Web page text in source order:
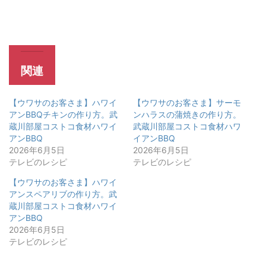
関連
【ウワサのお客さま】ハワイ
アンBBQチキンの作り方。武
蔵川部屋コストコ食材ハワイ
アンBBQ
2026年6月5日
テレビのレシピ
【ウワサのお客さま】サーモ
ンハラスの蒲焼きの作り方。
武蔵川部屋コストコ食材ハワ
イアンBBQ
2026年6月5日
テレビのレシピ
【ウワサのお客さま】ハワイ
アンスペアリブの作り方。武
蔵川部屋コストコ食材ハワイ
アンBBQ
2026年6月5日
テレビのレシピ